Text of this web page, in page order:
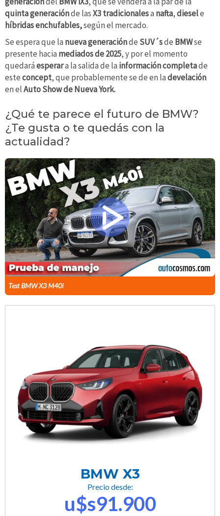
quinta generaciónde lasX3 tradicionalesa nafta,diesele
híbridas enchufables,según el mercado.
Se espera que la nuevageneraciónde SUV´sde BMWse
presente hacia mediados de 2025, y por el momento
quedaráesperara la salida de la información completade
esteconcept, que probablemente se de en ladevelación
en elAuto Show de Nueva York.
¿Qué te parece el futuro de BMW?
¿Te gusta o te quedás con la
actualidad?
Test BMW X3 M40i
BMW X3
Precio desde:
u$s91.900